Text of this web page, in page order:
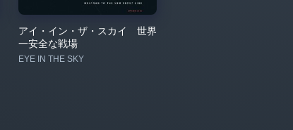
アイ・イン・ザ・スカイ 世界
一安全な戦場
EYE IN THE SKY